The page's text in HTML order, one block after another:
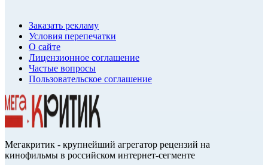
Заказать рекламу
Условия перепечатки
О сайте
Лицензионное соглашение
Частые вопросы
Пользовательское соглашение
Мегакритик - крупнейший агрегатор рецензий на
кинофильмы в российском интернет-сегменте